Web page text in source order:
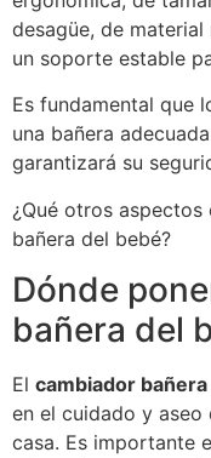
desagüe, de
un soporte estable
Es fundamental que
una bañera
garantizará su
¿Qué otros
bañera del bebé?
Dónde
bañera del
El cambiador
en el cuidado y aseo
casa. Es importante